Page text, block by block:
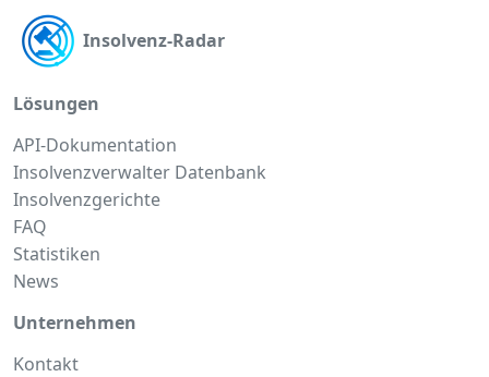
Insolvenz-Radar
Lösungen
API-Dokumentation
Insolvenzverwalter Datenbank
Insolvenzgerichte
FAQ
Statistiken
News
Unternehmen
Kontakt